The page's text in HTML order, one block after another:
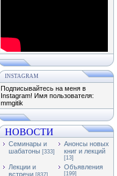
INSTAGRAM
Подписывайтесь на меня в
Instagram! Имя пользователя:
mmgitik
НОВОСТИ
Семинары и
шабатоны [333]
Анонсы новых
книг и лекций
[13]
Лекции и
встречи [837]
Объявления
[199]